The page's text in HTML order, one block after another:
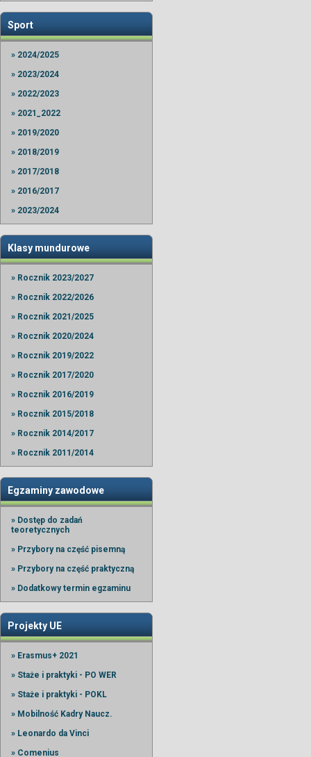
Sport
» 2024/2025
» 2023/2024
» 2022/2023
» 2021_2022
» 2019/2020
» 2018/2019
» 2017/2018
» 2016/2017
» 2023/2024
Klasy mundurowe
» Rocznik 2023/2027
» Rocznik 2022/2026
» Rocznik 2021/2025
» Rocznik 2020/2024
» Rocznik 2019/2022
» Rocznik 2017/2020
» Rocznik 2016/2019
» Rocznik 2015/2018
» Rocznik 2014/2017
» Rocznik 2011/2014
Egzaminy zawodowe
» Dostęp do zadań
teoretycznych
» Przybory na część pisemną
» Przybory na część praktyczną
» Dodatkowy termin egzaminu
Projekty UE
» Erasmus+ 2021
» Staże i praktyki - PO WER
» Staże i praktyki - POKL
» Mobilność Kadry Naucz.
» Leonardo da Vinci
» Comenius